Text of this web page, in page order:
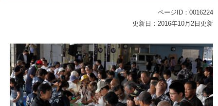
ページID：0016224
更新日：2016年10月2日更新